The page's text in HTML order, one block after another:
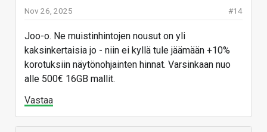
Vastaa
#14
Nov 26, 2025
Joo-o. Ne muistinhintojen nousut on yli
kaksinkertaisia jo - niin ei kyllä tule jäämään +10%
korotuksiin näytönohjainten hinnat. Varsinkaan nuo
alle 500€ 16GB mallit.
Vastaa